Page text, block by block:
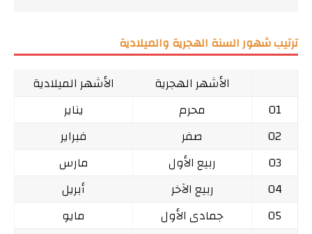
ترتيب شهور السنة الهجرية والميلادية
الأشهر الهجرية
الأشهر الميلادية
01
محرم
يناير
02
صفر
فبراير
03
ربيع الأول
مارس
04
ربيع الآخر
أبريل
05
جمادى الأول
مايو